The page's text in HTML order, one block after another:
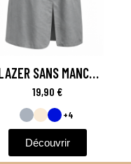
Aperçu rapide BLAZER SANS MANCHES CHIC & STREET
19,90 €
+4
Découvrir